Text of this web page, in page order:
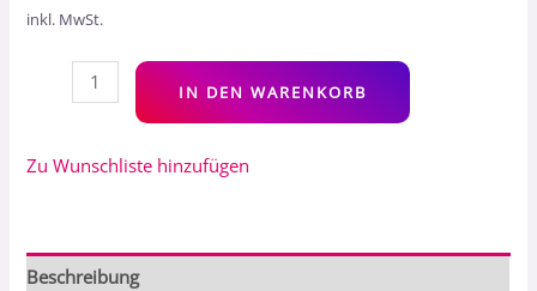
inkl. MwSt.
IN DEN WARENKORB
Zu Wunschliste hinzufügen
Beschreibung